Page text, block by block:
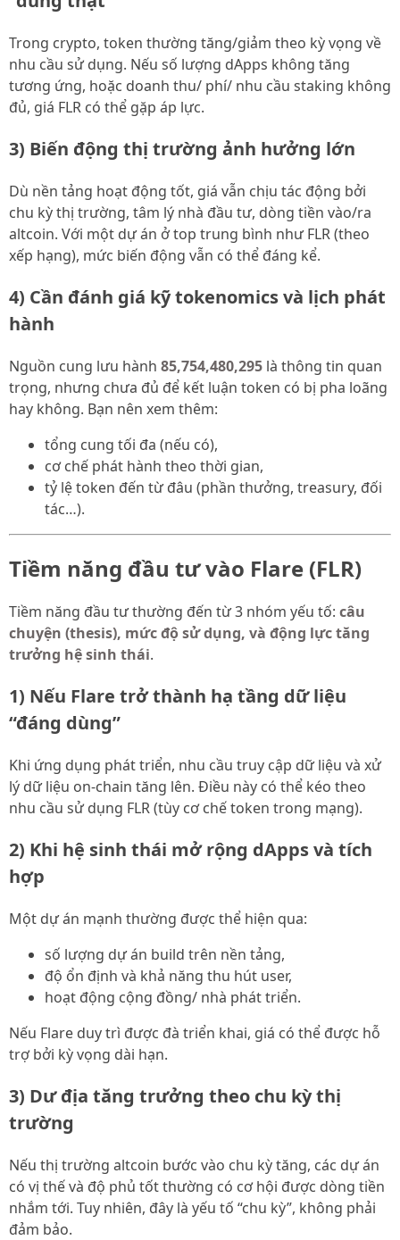
Trong crypto, token thường tăng/giảm theo kỳ vọng về
nhu cầu sử dụng. Nếu số lượng dApps không tăng
tương ứng, hoặc doanh thu/ phí/ nhu cầu staking không
đủ, giá FLR có thể gặp áp lực.
3) Biến động thị trường ảnh hưởng lớn
Dù nền tảng hoạt động tốt, giá vẫn chịu tác động bởi
chu kỳ thị trường, tâm lý nhà đầu tư, dòng tiền vào/ra
altcoin. Với một dự án ở top trung bình như FLR (theo
xếp hạng), mức biến động vẫn có thể đáng kể.
4) Cần đánh giá kỹ tokenomics và lịch phát
hành
Nguồn cung lưu hành 85,754,480,295 là thông tin quan
trọng, nhưng chưa đủ để kết luận token có bị pha loãng
hay không. Bạn nên xem thêm:
tổng cung tối đa (nếu có),
cơ chế phát hành theo thời gian,
tỷ lệ token đến từ đâu (phần thưởng, treasury, đối
tác…).
Tiềm năng đầu tư vào Flare (FLR)
Tiềm năng đầu tư thường đến từ 3 nhóm yếu tố: câu
chuyện (thesis), mức độ sử dụng, và động lực tăng
trưởng hệ sinh thái.
1) Nếu Flare trở thành hạ tầng dữ liệu
“đáng dùng”
Khi ứng dụng phát triển, nhu cầu truy cập dữ liệu và xử
lý dữ liệu on-chain tăng lên. Điều này có thể kéo theo
nhu cầu sử dụng FLR (tùy cơ chế token trong mạng).
2) Khi hệ sinh thái mở rộng dApps và tích
hợp
Một dự án mạnh thường được thể hiện qua:
số lượng dự án build trên nền tảng,
độ ổn định và khả năng thu hút user,
hoạt động cộng đồng/ nhà phát triển.
Nếu Flare duy trì được đà triển khai, giá có thể được hỗ
trợ bởi kỳ vọng dài hạn.
3) Dư địa tăng trưởng theo chu kỳ thị
trường
Nếu thị trường altcoin bước vào chu kỳ tăng, các dự án
có vị thế và độ phủ tốt thường có cơ hội được dòng tiền
nhắm tới. Tuy nhiên, đây là yếu tố “chu kỳ”, không phải
đảm bảo.